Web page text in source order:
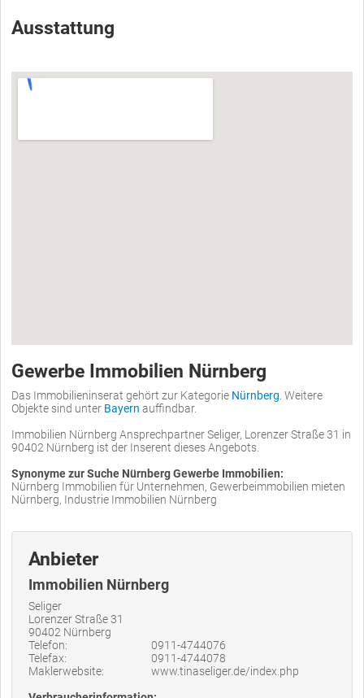
Ausstattung
Gewerbe Immobilien Nürnberg
Das Immobilieninserat gehört zur Kategorie Nürnberg . Weitere
Objekte sind unter Bayern auffindbar.
Immobilien Nürnberg Ansprechpartner Seliger, Lorenzer Straße 31 in
90402 Nürnberg ist der Inserent dieses Angebots.
Synonyme zur Suche Nürnberg Gewerbe Immobilien:
Nürnberg Immobilien für Unternehmen, Gewerbeimmobilien mieten
Nürnberg, Industrie Immobilien Nürnberg
Anbieter
Immobilien Nürnberg
Seliger
Lorenzer Straße 31
90402 Nürnberg
Telefon:
0911-4744076
Telefax:
0911-4744078
Maklerwebsite:
www.tinaseliger.de/index.php